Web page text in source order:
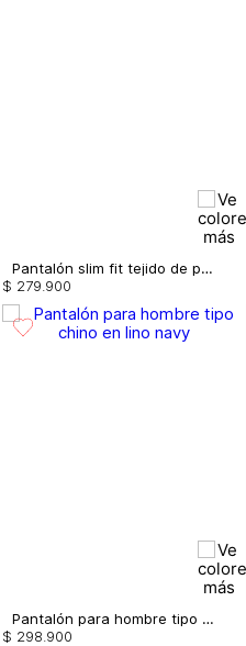
Pantalón slim fit tejido de punto
$ 279 900
Pantalón para hombre tipo chino en lino
$ 298 900